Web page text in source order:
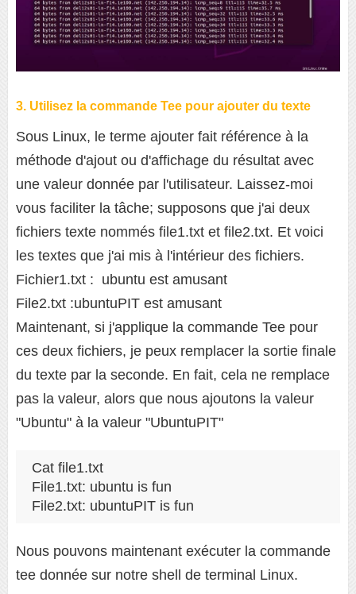
3. Utilisez la commande Tee pour ajouter du texte
Sous Linux, le terme ajouter fait référence à la
méthode d'ajout ou d'affichage du résultat avec
une valeur donnée par l'utilisateur. Laissez-moi
vous faciliter la tâche; supposons que j'ai deux
fichiers texte nommés file1.txt et file2.txt. Et voici
les textes que j'ai mis à l'intérieur des fichiers.
Fichier1.txt : ubuntu est amusant
File2.txt :ubuntuPIT est amusant
Maintenant, si j'applique la commande Tee pour
ces deux fichiers, je peux remplacer la sortie finale
du texte par la seconde. En fait, cela ne remplace
pas la valeur, alors que nous ajoutons la valeur
"Ubuntu" à la valeur "UbuntuPIT"
Cat file1.txt
File1.txt: ubuntu is fun
File2.txt: ubuntuPIT is fun
Nous pouvons maintenant exécuter la commande
tee donnée sur notre shell de terminal Linux.